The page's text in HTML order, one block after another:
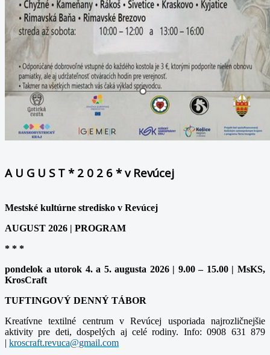
A U G U S T * 2 0 2 6 * v Revúcej
Mestské kultúrne stredisko v Revúcej
AUGUST 2026 | PROGRAM
* * *
pondelok a utorok 4. a 5. augusta 2026 | 9.00 – 15.00 | MsKS,
KrosCraft
TUFTINGOVÝ DENNÝ TÁBOR
Kreatívne textilné centrum v Revúcej usporiada najrozličnejšie
aktivity pre deti, dospelých aj celé rodiny. Info: 0908 631 879
|